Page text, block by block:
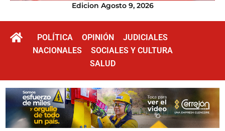
Edicion Agosto 9, 2026
POLÍTICA OPINIÓN
JUDICIALES
NACIONALES
SOCIALES Y CULTURA
SALUD